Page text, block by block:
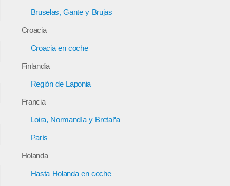
Bruselas, Gante y Brujas
Croacia
Croacia en coche
Finlandia
Región de Laponia
Francia
Loira, Normandía y Bretaña
París
Holanda
Hasta Holanda en coche